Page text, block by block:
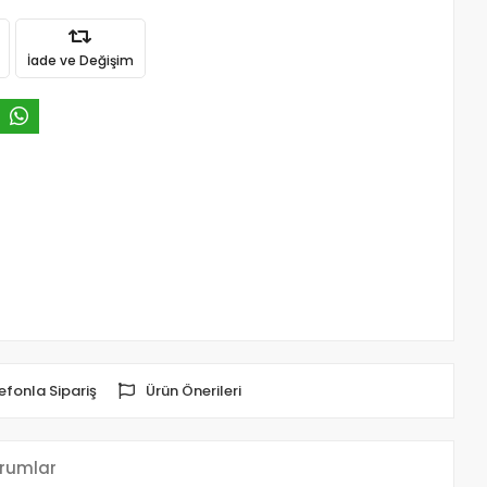
İade ve Değişim
Sipariş Ürün Önerileri